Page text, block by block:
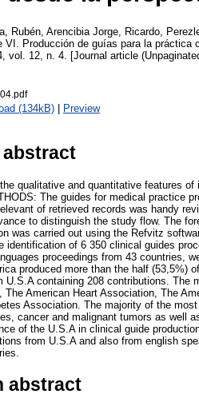
Rubén Arencibia Jorge, Ricardo
VI. Producción de guías para la
vol. 12, n. 4. [Journal article
(134kB) | Preview
qualitative and quantitative features
The guides for medical practice
of retrieved records was handy
to distinguish the study flow. The
was carried out using the Refvitz
identification of 6 350 clinical guides
proceedings from 43 countries,
produced more than the half (53,5%)
U.S.A containing 208 contributions.
The American Heart Association, The
Association. The majority of the
cancer and malignant tumors as well
of the U.S.A in clinical guide
from U.S.A and also from english
abstract